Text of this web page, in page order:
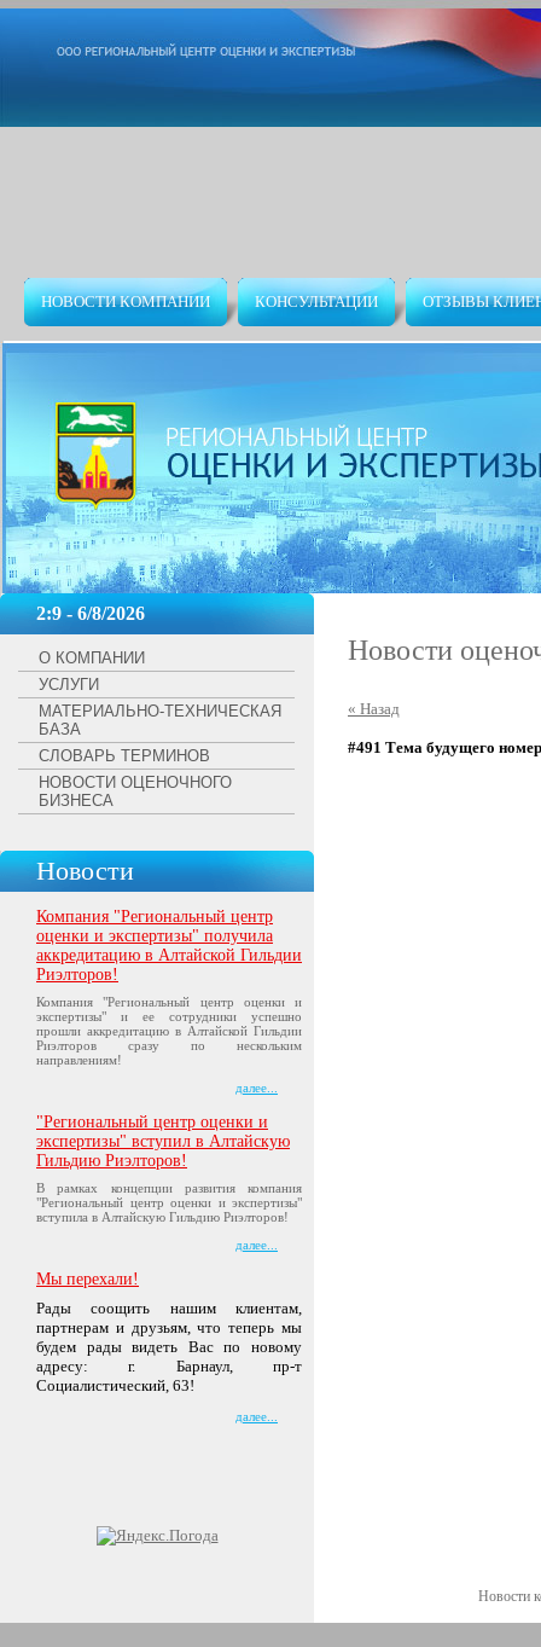
НОВОСТИ КОМПАНИИ КОНСУЛЬТАЦИИ ОТЗЫВЫ
2:9 - 6/8/2026
О КОМПАНИИ
УСЛУГИ
МАТЕРИАЛЬНО-ТЕХНИЧЕСКАЯ
БАЗА
СЛОВАРЬ ТЕРМИНОВ
НОВОСТИ ОЦЕНОЧНОГО
БИЗНЕСА
Новости
Компания "Региональный центр
оценки и экспертизы" получила
аккредитацию в Алтайской Гильдии
Риэлторов!
Компания "Региональный центр оценки и
экспертизы" и ее сотрудники успешно
прошли аккредитацию в Алтайской Гильдии
Риэлторов сразу по нескольким
направлениям!
далее...
"Региональный центр оценки и
экспертизы" вступил в Алтайскую
Гильдию Риэлторов!
В рамках концепции развития компания
"Региональный центр оценки и экспертизы"
вступила в Алтайскую Гильдию Риэлторов!
далее...
Мы перехали!
Рады соощить нашим клиентам,
партнерам и друзьям, что теперь мы
будем рады видеть Вас по новому
адресу: г. Барнаул, пр-т
Социалистический, 63!
далее...
Новости
« Назад
#491 Тема будущего
Новости